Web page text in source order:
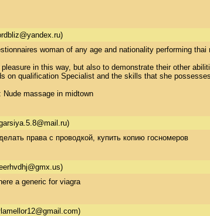
woman of any age and nationality performing thai
in this way, but also to demonstrate their other
on qualification Specialist and the skills that she
massage in midtown
права с проводкой, купить копию госномеров
a generic for viagra